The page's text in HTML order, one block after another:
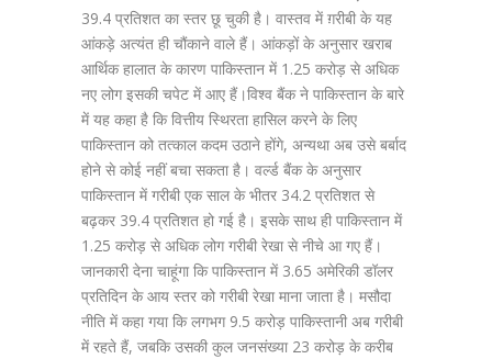
39.4 प्रतिशत का स्तर छू चुकी है। वास्तव में ग़रीबी के यह
आंकड़े अत्यंत ही चौंकाने वाले हैं। आंकड़ों के अनुसार खराब
आर्थिक हालात के कारण पाकिस्तान में 1.25 करोड़ से अधिक
नए लोग इसकी चपेट में आए हैं।विश्व बैंक ने पाकिस्तान के बारे
में यह कहा है कि वित्तीय स्थिरता हासिल करने के लिए
पाकिस्तान को तत्काल कदम उठाने होंगे, अन्यथा अब उसे बर्बाद
होने से कोई नहीं बचा सकता है। वर्ल्ड बैंक के अनुसार
पाकिस्तान में गरीबी एक साल के भीतर 34.2 प्रतिशत से
बढ़कर 39.4 प्रतिशत हो गई है। इसके साथ ही पाकिस्तान में
1.25 करोड़ से अधिक लोग गरीबी रेखा से नीचे आ गए हैं।
जानकारी देना चाहूंगा कि पाकिस्तान में 3.65 अमेरिकी डॉलर
प्रतिदिन के आय स्तर को गरीबी रेखा माना जाता है। मसौदा
नीति में कहा गया कि लगभग 9.5 करोड़ पाकिस्तानी अब गरीबी
में रहते हैं, जबकि उसकी कुल जनसंख्या 23 करोड़ के करीब